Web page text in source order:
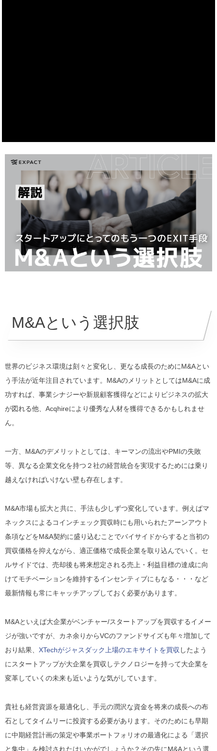
M&Aという選択肢
世界のビジネス環境は刻々と変化し、更なる成長のためにM&Aとい
う手法が近年注目されています。M&AのメリットとしてはM&Aに成
功すれば、事業シナジーや新規顧客獲得などによりビジネスの拡大
が図れる他、Acqhireにより優秀な人材を獲得できるかもしれませ
ん。
一方、M&Aのデメリットとしては、キーマンの流出やPMIの失敗
等、異なる企業文化を持つ２社の経営統合を実現するためには乗り
越えなければいけない壁も存在します。
M&A市場も拡大と共に、手法も少しずつ変化しています。例えばマ
ネックスによるコインチェック買収時にも用いられたアーンアウト
条項などをM&A契約に盛り込むことでバイサイドからすると当初の
買収価格を抑えながら、適正価格で成長企業を取り込んでいく。セ
ルサイドでは、売却後も将来想定される売上・利益目標の達成に向
けてモチベーションを維持するインセンティブにもなる・・・など
最新情報も常にキャッチアップしておく必要があります。
M&Aといえば大企業がベンチャー/スタートアップを買収するイメー
ジが強いですが、カネ余りからVCのファンドサイズも年々増加して
おり結果、 XTechがジャスダック上場のエキサイトを買収 したよう
にスタートアップが大企業を買収しテクノロジーを持って大企業を
変革していくの未来も近いような気がしています。
貴社も経営資源を最適化し、手元の潤沢な資金を将来の成長への布
石としてタイムリーに投資する必要があります。そのためにも早期
に中期経営計画の策定や事業ポートフォリオの最適化による「選択
と集中」を検討されたはいかがでしょうか？その先にM&Aという選